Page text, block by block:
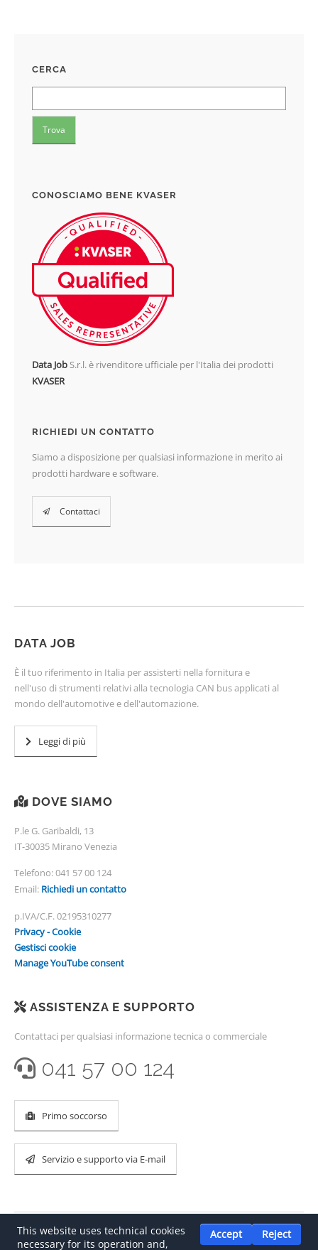
CERCA
CONOSCIAMO BENE KVASER
Data JobS.r.l. è rivenditore ufficiale per l'Italia dei prodotti
KVASER
RICHIEDI UN CONTATTO
Siamo a disposizione per qualsiasi informazione in merito ai
prodotti hardware e software.
Contattaci
DATA JOB
È il tuo riferimento in Italia per assisterti nella fornitura e
nell'uso di strumenti relativi alla tecnologia CAN bus applicati al
mondo dell'automotive e dell'automazione.
Leggi di più
DOVE SIAMO
P.le G. Garibaldi, 13
IT-30035 Mirano Venezia
Telefono:041 57 00 124
Email: Richiedi un contatto
p.IVA/C.F. 02195310277
Privacy - Cookie
Gestisci cookie
Manage YouTube consent
ASSISTENZA E SUPPORTO
Contattaci per qualsiasi informazione tecnica o commerciale
041 57 00 124
Primo soccorso
Servizio e supporto via E-mail
This website uses technical cookies
necessary for its operation and,
Accept Reject